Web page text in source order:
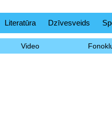
Literatūra Dzīvesveids
Video